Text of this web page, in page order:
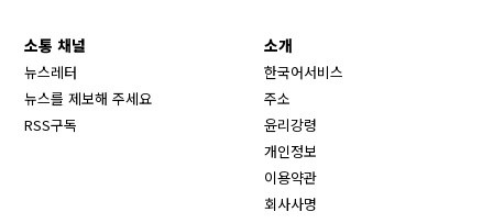
소통 채널
뉴스레터
뉴스를 제보해 주세요
RSS구독
소개
한국어서비스
주소
윤리강령
개인정보
이용약관
회사사명